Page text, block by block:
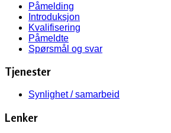
Påmelding
Introduksjon
Kvalifisering
Påmeldte
Spørsmål og svar
Tjenester
Synlighet / samarbeid
Lenker